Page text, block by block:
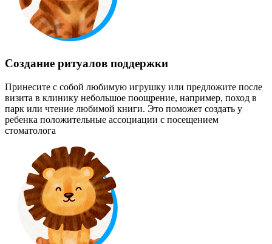
Создание ритуалов поддержки
Принесите с собой любимую игрушку или предложите после
визита в клинику небольшое поощрение, например, поход в
парк или чтение любимой книги. Это поможет создать у
ребенка положительные ассоциации с посещением
стоматолога